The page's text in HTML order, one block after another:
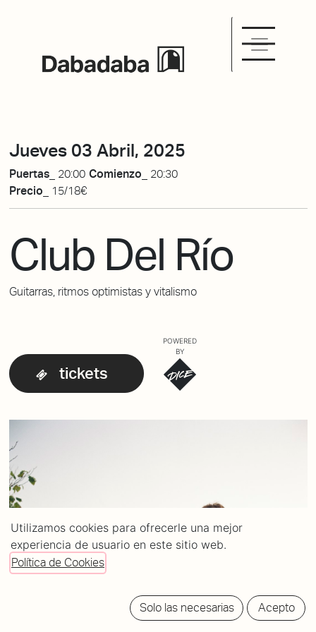
Jueves 03 Abril, 2025
Puertas_ 20:00 Comienzo_ 20:30
Precio_
15/18€
Club Del Río
Guitarras, ritmos optimistas y vitalismo
tickets
POWERED
BY
Utilizamos cookies para ofrecerle una mejor
experiencia de usuario en este sitio web.
Política de Cookies
Solo las necesarias Acepto